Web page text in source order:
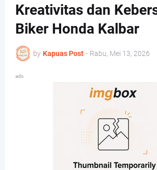
Kreativitas dan
Biker Honda Kalbar
by Kapuas Post - Rabu, Mei 13, 2026
ads